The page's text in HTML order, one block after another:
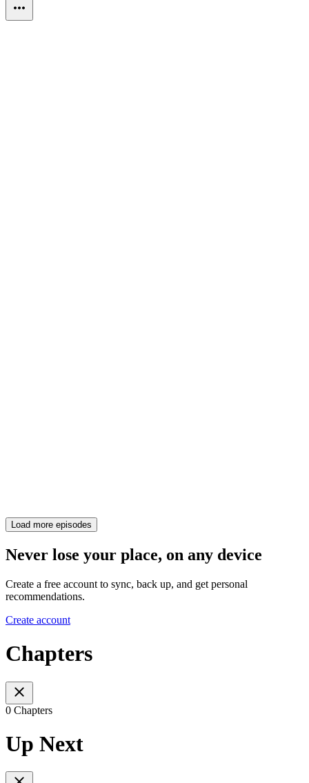
Load more episodes
Never lose your place, on any device
Create a free account to sync, back up, and get personal
recommendations.
Create account
Chapters
0 Chapters
Up Next